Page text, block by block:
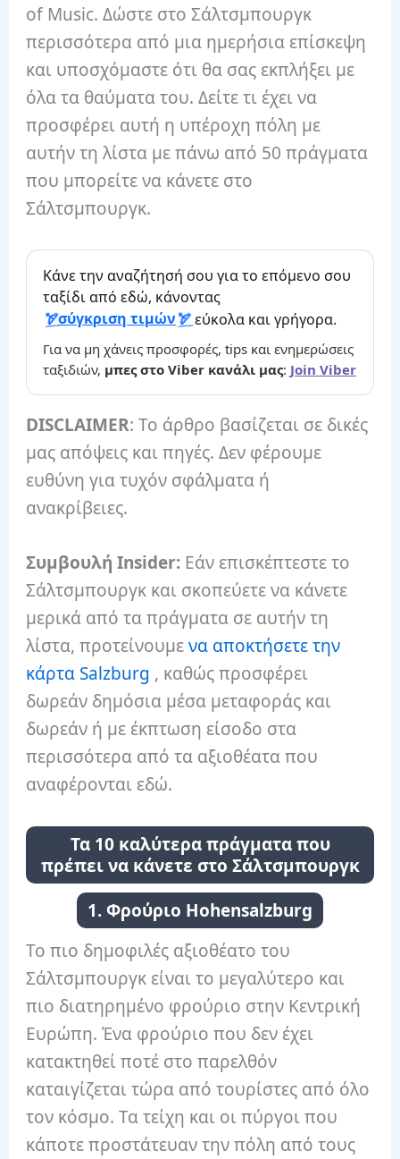
of Music. Δώστε στο Σάλτσμπουργκ
περισσότερα από μια ημερήσια επίσκεψη
και υποσχόμαστε ότι θα σας εκπλήξει με
όλα τα θαύματα του. Δείτε τι έχει να
προσφέρει αυτή η υπέροχη πόλη με
αυτήν τη λίστα με πάνω από 50 πράγματα
που μπορείτε να κάνετε στο
Σάλτσμπουργκ.
Κάνε την αναζήτησή σου για το επόμενο σου
ταξίδι από εδώ, κάνοντας
σύγκριση τιμών
εύκολα και γρήγορα.
Για να μη χάνεις προσφορές, tips και ενημερώσεις
ταξιδιών, μπες στο Viber κανάλι μας: Join Viber
DISCLAIMER: Το άρθρο βασίζεται σε δικές
μας απόψεις και πηγές. Δεν φέρουμε
ευθύνη για τυχόν σφάλματα ή
ανακρίβειες.
Συμβουλή Insider: Εάν επισκέπτεστε το
Σάλτσμπουργκ και σκοπεύετε να κάνετε
μερικά από τα πράγματα σε αυτήν τη
λίστα, προτείνουμενα αποκτήσετε την
κάρτα Salzburg , καθώς προσφέρει
δωρεάν δημόσια μέσα μεταφοράς και
δωρεάν ή με έκπτωση είσοδο στα
περισσότερα από τα αξιοθέατα που
αναφέρονται εδώ.
Τα 10 καλύτερα πράγματα που
πρέπει να κάνετε στο Σάλτσμπουργκ
1. Φρούριο Hohensalzburg
Το πιο δημοφιλές αξιοθέατο του
Σάλτσμπουργκ είναι το μεγαλύτερο και
πιο διατηρημένο φρούριο στην Κεντρική
Ευρώπη. Ένα φρούριο που δεν έχει
κατακτηθεί ποτέ στο παρελθόν
καταιγίζεται τώρα από τουρίστες από όλο
τον κόσμο. Τα τείχη και οι πύργοι που
κάποτε προστάτευαν την πόλη από τους